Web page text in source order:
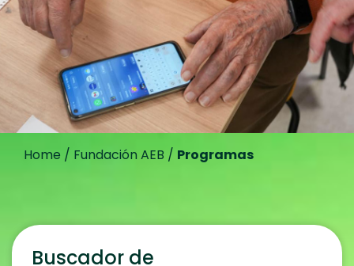
Home / Fundación AEB / Programas
Buscador de